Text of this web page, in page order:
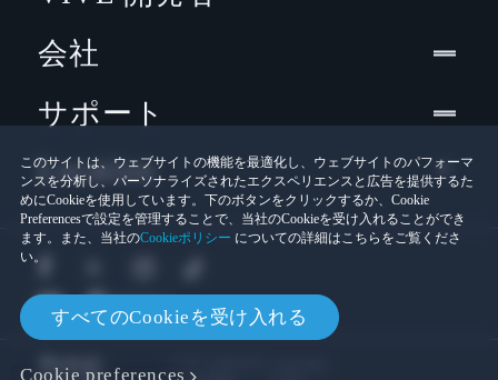
このサイトは、ウェブサイトの機能を最適化し、ウェブサイトのパフォーマ
ンスを分析し、パーソナライズされたエクスペリエンスと広告を提供するた
めにCookieを使用しています。下のボタンをクリックするか、Cookie
Preferencesで設定を管理することで、当社のCookieを受け入れることができ
ます。また、当社のCookieポリシー についての詳細はこちらをご覧くださ
い。
すべてのCookieを受け入れる
Cookie preferences
会社
サポート
Location